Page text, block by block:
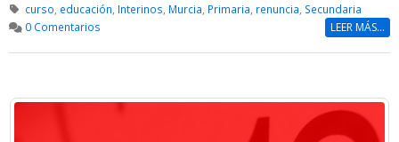
curso, educación, Interinos, Murcia, Primaria, renuncia, Secundaria
0 Comentarios
LEER MÁS...